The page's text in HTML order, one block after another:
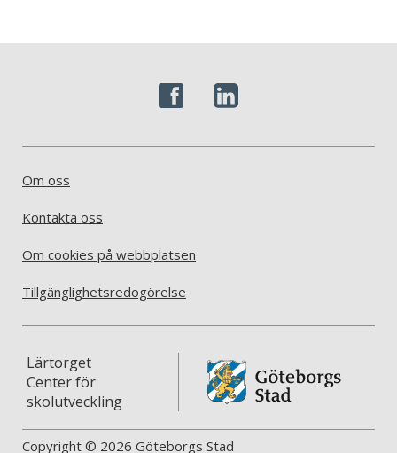
Om oss
Kontakta oss
Om cookies på webbplatsen
Tillgänglighetsredogörelse
Lärtorget
Center för
skolutveckling
Copyright © 2026 Göteborgs Stad